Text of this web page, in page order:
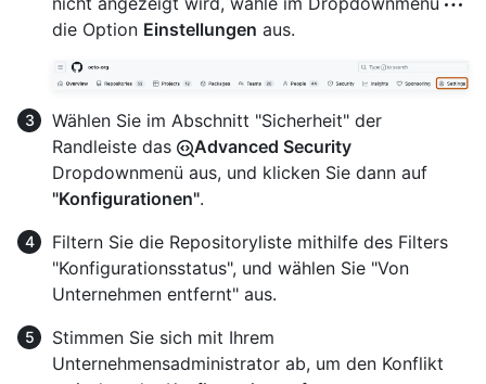
die Option Einstellungen aus.
Wählen Sie im Abschnitt "Sicherheit" der
Randleiste das
Advanced Security
Dropdownmenü aus, und klicken Sie dann auf
"Konfigurationen".
Filtern Sie die Repositoryliste mithilfe des Filters
"Konfigurationsstatus", und wählen Sie "Von
Unternehmen entfernt" aus.
Stimmen Sie sich mit Ihrem
Unternehmensadministrator ab, um den Konflikt